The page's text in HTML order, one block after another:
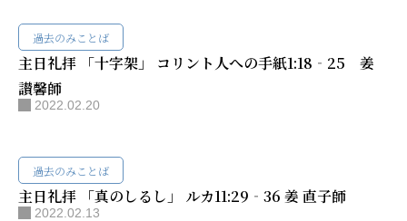
過去のみことば
主日礼拝 「十字架」 コリント人への手紙1:18‐25 姜
讃馨師
2022.02.20
過去のみことば
主日礼拝 「真のしるし」 ルカ11:29‐36 姜 直子師
2022.02.13